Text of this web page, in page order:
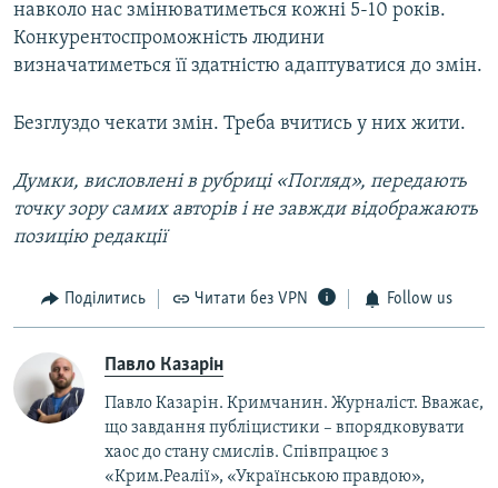
навколо нас змінюватиметься кожні 5-10 років.
Конкурентоспроможність людини
визначатиметься її здатністю адаптуватися до змін.
Безглуздо чекати змін. Треба вчитись у них жити.
Думки, висловлені в рубриці «Погляд», передають
точку зору самих авторів і не завжди відображають
позицію редакції
Поділитись Читати без VPN Follow us
Павло Казарін
Павло Казарін. Кримчанин. Журналіст. Вважає,
що завдання публіцистики – впорядковувати
хаос до стану смислів. Співпрацює з
«Крим.Реалії», «Українською правдою»,